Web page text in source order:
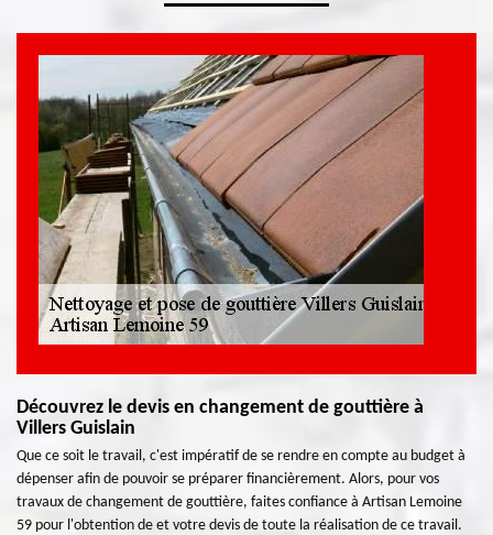
Découvrez le devis en changement de gouttière à
Villers Guislain
Que ce soit le travail, c'est impératif de se rendre en compte au budget à
dépenser afin de pouvoir se préparer financièrement. Alors, pour vos
travaux de changement de gouttière, faites confiance à Artisan Lemoine
59 pour l'obtention de et votre devis de toute la réalisation de ce travail.